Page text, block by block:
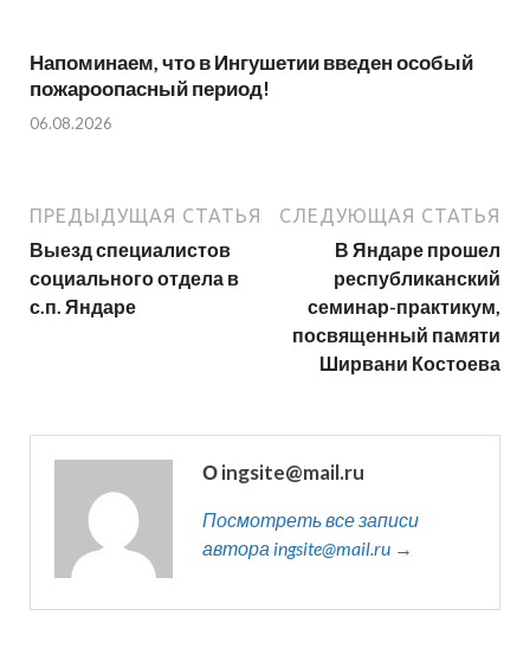
Напоминаем, что в Ингушетии введен особый
пожароопасный период!⁣⁣⠀
06.08.2026
ПРЕДЫДУЩАЯ СТАТЬЯ
Выезд специалистов
социального отдела в
с.п. Яндаре
СЛЕДУЮЩАЯ СТАТЬЯ
В Яндаре прошел
республиканский
семинар-практикум,
посвященный памяти
Ширвани Костоева
О ingsite@mail.ru
Посмотреть все записи
автора ingsite@mail.ru →